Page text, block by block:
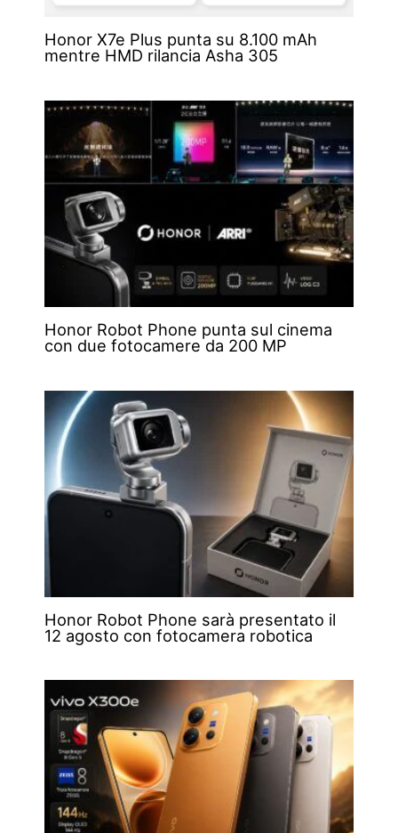
Honor X7e Plus punta su 8.100 mAh
mentre HMD rilancia Asha 305
Honor Robot Phone punta sul cinema
con due fotocamere da 200 MP
Honor Robot Phone sarà presentato il
12 agosto con fotocamera robotica